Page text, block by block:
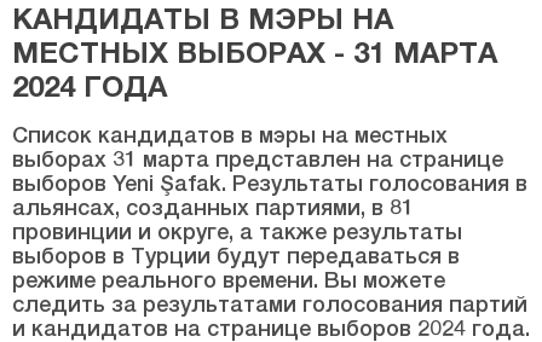
Центр
ОГУЗЛАР
ОРТАКЕЙ
ОСМАНДЖИК
САНГУРЛУ
УГУРЛУДАГ
Денизли
Диярбакыр
КАНДИДАТЫ В МЭРЫ НА
МЕСТНЫХ ВЫБОРАХ - 31 МАРТА
2024 ГОДА
Список кандидатов в мэры на местных
выборах 31 марта представлен на странице
выборов Yeni Şafak. Результаты голосования в
альянсах, созданных партиями, в 81
провинции и округе, а также результаты
выборов в Турции будут передаваться в
режиме реального времени. Вы можете
следить за результатами голосования партий
и кандидатов на странице выборов 2024 года.